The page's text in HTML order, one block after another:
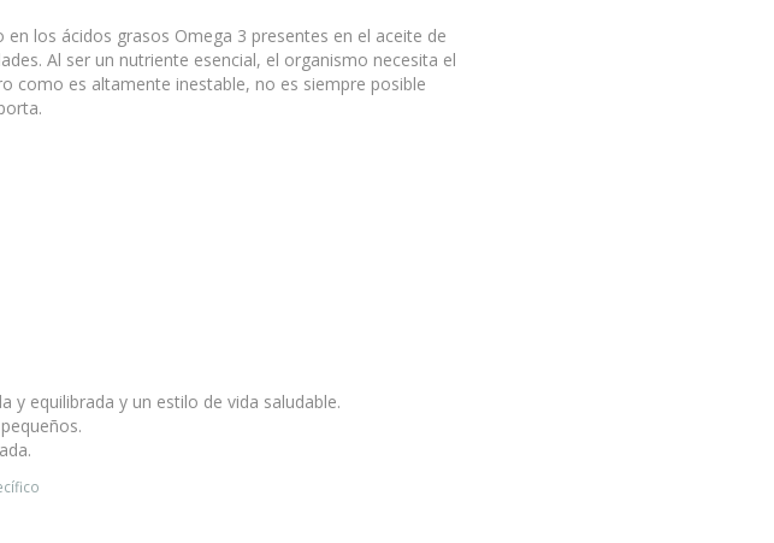
los ácidos grasos Omega 3 presentes en el aceite de
Al ser un nutriente esencial, el organismo necesita el
como es altamente inestable, no es siempre posible
equilibrada y un estilo de vida saludable.